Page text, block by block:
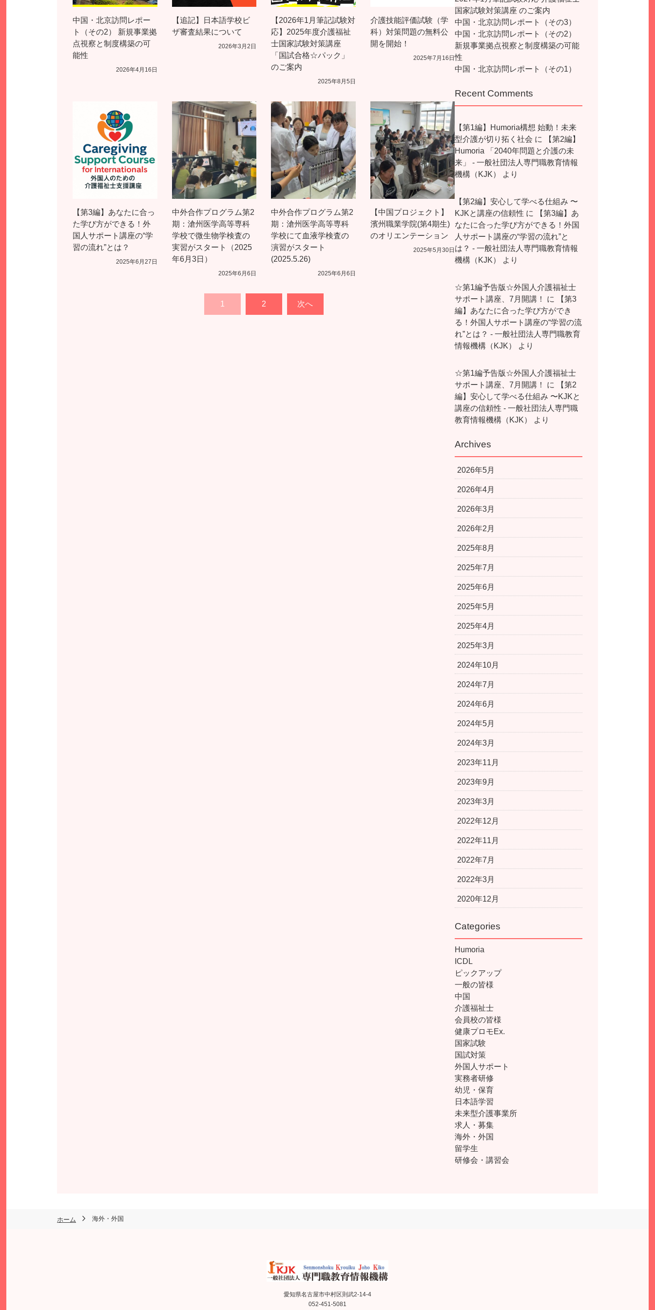
中国・北京訪問レポー
ト（その2） 新規事業拠
点視察と制度構築の可
能性
2026年4月16日
【追記】日本語学校ビ
ザ審査結果について
2026年3月2日
【2026年1月筆記試験対
応】2025年度介護福祉
士国家試験対策講座
「国試合格☆パック」
のご案内
2025年8月5日
介護技能評価試験（学
科）対策問題の無料公
開を開始！
2025年7月16日
【第3編】あなたに合っ
た学び方ができる！外
国人サポート講座の“学
習の流れ”とは？
2025年6月27日
中外合作プログラム第2
期：滄州医学高等専科
学校で微生物学検査の
実習がスタート（2025
年6月3日）
2025年6月6日
中外合作プログラム第2
期：滄州医学高等専科
学校にて血液学検査の
演習がスタート
(2025.5.26)
2025年6月6日
【中国プロジェクト】
濱州職業学院(第4期生)
のオリエンテーション
2025年5月30日
1 2 次へ
国家試験対策講座 のご案内
中国・北京訪問レポート（その3）
中国・北京訪問レポート（その2）
新規事業拠点視察と制度構築の可能
性
中国・北京訪問レポート（その1）
Recent Comments
【第1編】Humoria構想 始動！未来
型介護が切り拓く社会 に
【第2編】
Humoria 「2040年問題と介護の未
来」 - 一般社団法人専門職教育情報
機構（KJK）
より
【第2編】安心して学べる仕組み 〜
KJKと講座の信頼性 に
【第3編】あ
なたに合った学び方ができる！外国
人サポート講座の“学習の流れ”と
は？ - 一般社団法人専門職教育情報
機構（KJK）
より
☆第1編予告版☆外国人介護福祉士
サポート講座、7月開講！
に
【第3
編】あなたに合った学び方ができ
る！外国人サポート講座の“学習の流
れ”とは？ - 一般社団法人専門職教育
情報機構（KJK）
より
☆第1編予告版☆外国人介護福祉士
サポート講座、7月開講！
に
【第2
編】安心して学べる仕組み 〜KJKと
講座の信頼性 - 一般社団法人専門職
教育情報機構（KJK）
より
Archives
2026年5月
2026年4月
2026年3月
2026年2月
2025年8月
2025年7月
2025年6月
2025年5月
2025年4月
2025年3月
2024年10月
2024年7月
2024年6月
2024年5月
2024年3月
2023年11月
2023年9月
2023年3月
2022年12月
2022年11月
2022年7月
2022年3月
2020年12月
Categories
Humoria
ICDL
ピックアップ
一般の皆様
中国
介護福祉士
会員校の皆様
健康プロモEx.
国家試験
国試対策
外国人サポート
実務者研修
幼児・保育
日本語学習
未来型介護事業所
求人・募集
海外・外国
留学生
研修会・講習会
ホーム 海外・外国
愛知県名古屋市中村区則武2-14-4
052-451-5081